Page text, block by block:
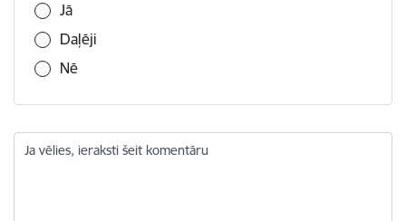
Jā
Daļēji
Nē
Ja vēlies, ieraksti šeit komentāru